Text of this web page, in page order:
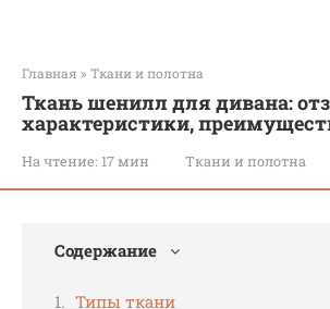
Главная » Ткани и полотна
Ткань шенилл для дивана:
характеристики,
На чтение: 17 мин Ткани и полотна
Содержание
Типы ткани